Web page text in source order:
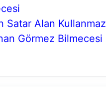
Satar Alan Kullanmaz
Görmez Bilmecesi